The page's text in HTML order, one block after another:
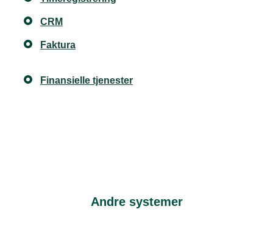
CRM
Faktura
Finansielle tjenester
Andre systemer